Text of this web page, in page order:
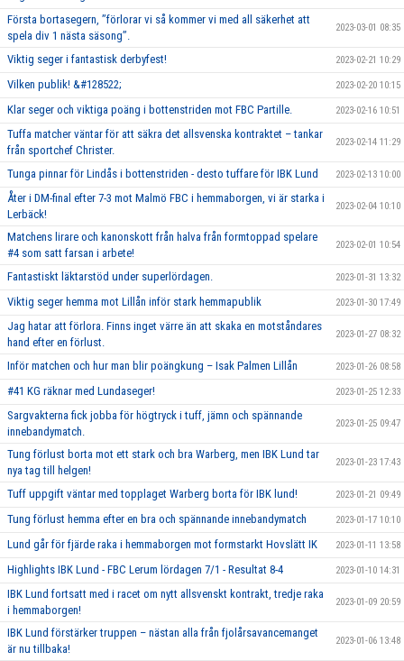
Första bortasegern, ’’förlorar vi så kommer vi med all säkerhet att
spela div 1 nästa säsong’’.
2023-03-01 08:35
Viktig seger i fantastisk derbyfest! 2023-02-21 10:29
Vilken publik! &#128522; 2023-02-20 10:15
Klar seger och viktiga poäng i bottenstriden mot FBC Partille. 2023-02-16 10:51
Tuffa matcher väntar för att säkra det allsvenska kontraktet – tankar
från sportchef Christer.
2023-02-14 11:29
Tunga pinnar för Lindås i bottenstriden - desto tuffare för IBK Lund 2023-02-13 10:00
Åter i DM-final efter 7-3 mot Malmö FBC i hemmaborgen, vi är starka i
Lerbäck!
2023-02-04 10:10
Matchens lirare och kanonskott från halva från formtoppad spelare
#4 som satt farsan i arbete!
2023-02-01 10:54
Fantastiskt läktarstöd under superlördagen. 2023-01-31 13:32
Viktig seger hemma mot Lillån inför stark hemmapublik 2023-01-30 17:49
Jag hatar att förlora. Finns inget värre än att skaka en motståndares
hand efter en förlust.
2023-01-27 08:32
Inför matchen och hur man blir poängkung – Isak Palmen Lillån 2023-01-26 08:58
#41 KG räknar med Lundaseger! 2023-01-25 12:33
Sargvakterna fick jobba för högtryck i tuff, jämn och spännande
innebandymatch.
2023-01-25 09:47
Tung förlust borta mot ett stark och bra Warberg, men IBK Lund tar
nya tag till helgen!
2023-01-23 17:43
Tuff uppgift väntar med topplaget Warberg borta för IBK lund! 2023-01-21 09:49
Tung förlust hemma efter en bra och spännande innebandymatch 2023-01-17 10:10
Lund går för fjärde raka i hemmaborgen mot formstarkt Hovslätt IK 2023-01-11 13:58
Highlights IBK Lund - FBC Lerum lördagen 7/1 - Resultat 8-4 2023-01-10 14:31
IBK Lund fortsatt med i racet om nytt allsvenskt kontrakt, tredje raka
i hemmaborgen!
2023-01-09 20:59
IBK Lund förstärker truppen – nästan alla från fjolårsavancemanget
är nu tillbaka!
2023-01-06 13:48